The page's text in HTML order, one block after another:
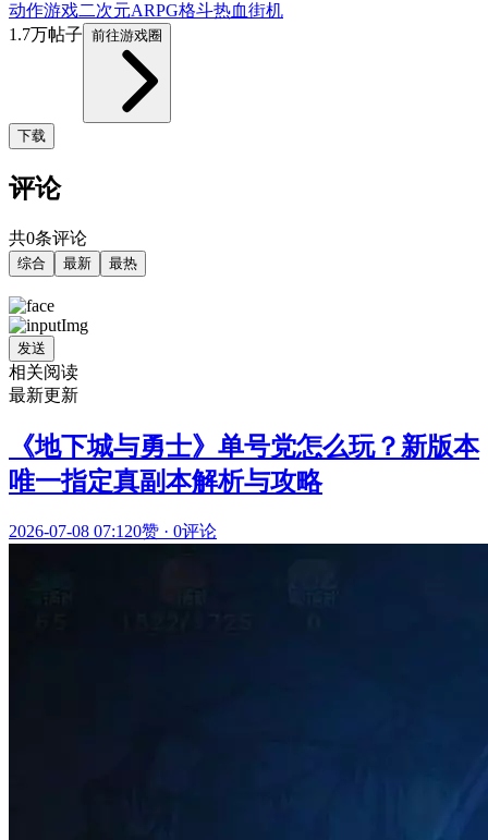
动作游戏二次元ARPG格斗热血街机
1.7万帖子 前往游戏圈
下载
评论
共0条评论
综合 最新 最热
发送
相关阅读
最新更新
《地下城与勇士》单号党怎么玩？新版本
唯一指定真副本解析与攻略
2026-07-08 07:120赞 · 0评论